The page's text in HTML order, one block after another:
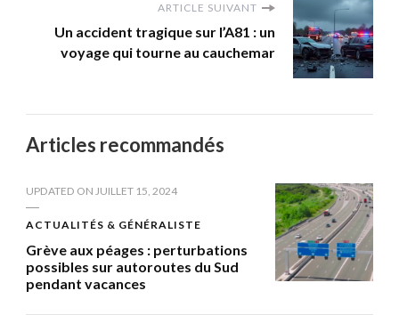
ARTICLE SUIVANT
Un accident tragique sur l’A81 : un
voyage qui tourne au cauchemar
Articles recommandés
UPDATED ON JUILLET 15, 2024
ACTUALITÉS & GÉNÉRALISTE
Grève aux péages : perturbations
possibles sur autoroutes du Sud
pendant vacances